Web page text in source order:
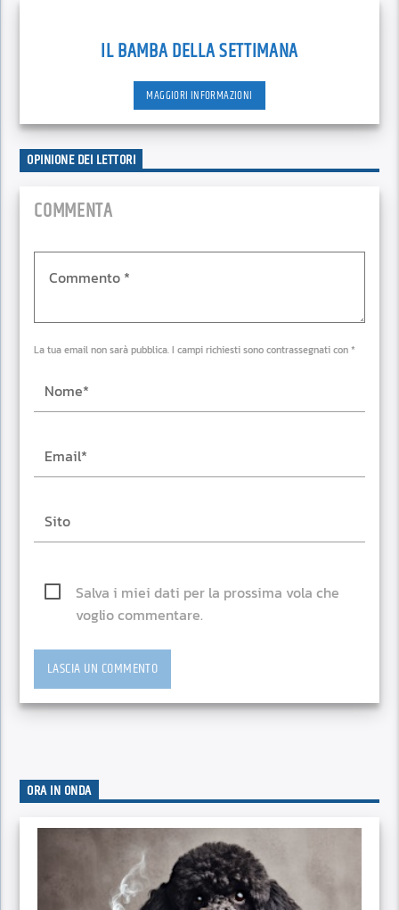
IL BAMBA DELLA SETTIMANA
MAGGIORI INFORMAZIONI
OPINIONE DEI LETTORI
COMMENTA
La tua email non sarà pubblica. I campi richiesti sono contrassegnati con *
Salva i miei dati per la prossima vola che
voglio commentare.
ORA IN ONDA